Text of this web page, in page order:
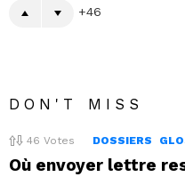
46
DON'T MISS
46 Votes DOSSIERS
Où envoyer lettre